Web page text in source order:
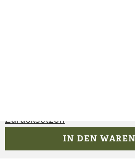
Zurücksetzen
IN DEN